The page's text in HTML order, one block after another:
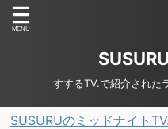
すするTV.で紹介された
SUSURUのミッドナイト